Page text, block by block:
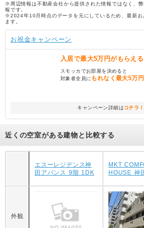
※周辺情報は不動産会社から提供された情報ではなく、
報です。
※2024年10月時点のデータを元にしているため、最新お
ます。
お祝金キャンペーン
入居で最大5万円がもらえる
スモッカでお部屋を決めると
対象者全員に もれなく最大5万円
キャンペーン詳細はコチラ！
近くの空室がある建物と比較する
エスーレジデンス神
田アバンス 9階 1DK
MKT
HOUSE 神
外観